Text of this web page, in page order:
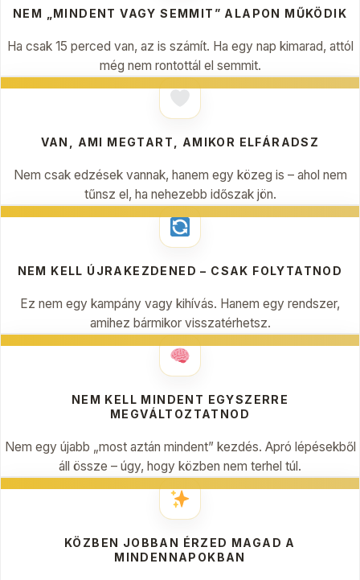
NEM „MINDENT VAGY SEMMIT” ALAPON MŰKÖDIK
Ha csak 15 perced van, az is számít. Ha egy nap kimarad, attól
még nem rontottál el semmit.
VAN, AMI MEGTART, AMIKOR ELFÁRADSZ
Nem csak edzések vannak, hanem egy közeg is – ahol nem
tűnsz el, ha nehezebb időszak jön.
NEM KELL ÚJRAKEZDENED – CSAK FOLYTATNOD
Ez nem egy kampány vagy kihívás. Hanem egy rendszer,
amihez bármikor visszatérhetsz.
NEM KELL MINDENT EGYSZERRE
MEGVÁLTOZTATNOD
Nem egy újabb „most aztán mindent” kezdés. Apró lépésekből
áll össze – úgy, hogy közben nem terhel túl.
KÖZBEN JOBBAN ÉRZED MAGAD A
MINDENNAPOKBAN